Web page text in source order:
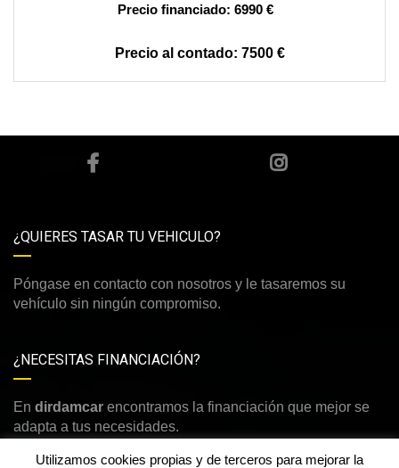
6990 €
7500 €
¿QUIERES TASAR TU VEHICULO?
Póngase en contacto con nosotros y le tasaremos su
vehículo sin ningún compromiso.
¿NECESITAS FINANCIACIÓN?
En dirdamcar encontramos la financiación que mejor se
adapta a tus necesidades.
Utilizamos cookies propias y de terceros para mejorar la